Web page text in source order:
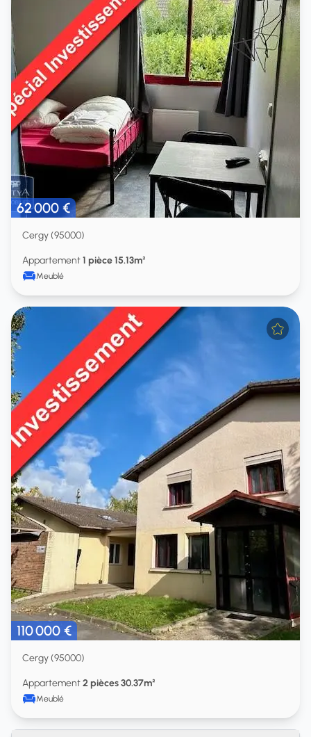
62 000 €
Cergy (95000)
Appartement1 pièce 15.13m²
Meublé
110 000 €
Cergy (95000)
Appartement2 pièces 30.37m²
Meublé